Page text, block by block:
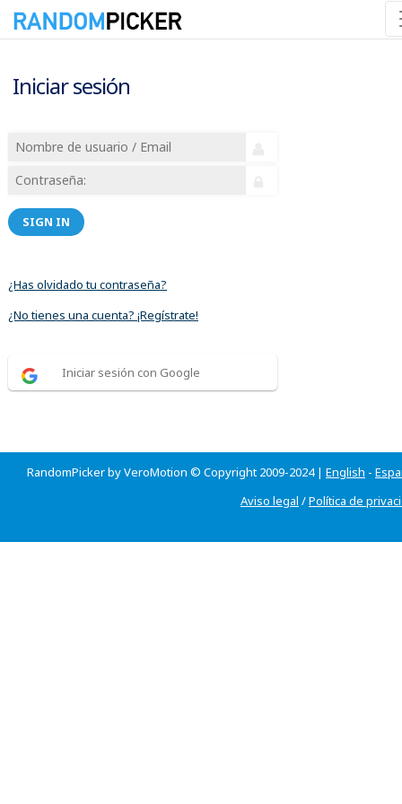
Iniciar sesión
SIGN IN
¿Has olvidado tu contraseña?
¿No tienes una cuenta? ¡Regístrate!
Iniciar sesión con Google
RandomPicker by VeroMotion © Copyright 2009-2024 | English -
Aviso legal /Política de